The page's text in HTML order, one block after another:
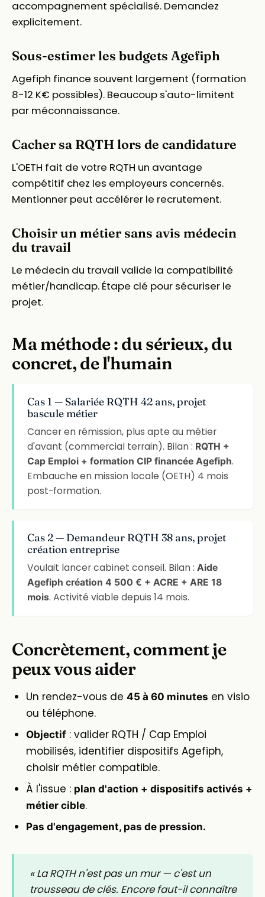
accompagnement spécialisé. Demandez
explicitement.
Sous-estimer les budgets Agefiph
Agefiph finance souvent largement (formation
8-12 K€ possibles). Beaucoup s'auto-limitent
par méconnaissance.
Cacher sa RQTH lors de candidature
L'OETH fait de votre RQTH un avantage
compétitif chez les employeurs concernés.
Mentionner peut accélérer le recrutement.
Choisir un métier sans avis médecin
du travail
Le médecin du travail valide la compatibilité
métier/handicap. Étape clé pour sécuriser le
projet.
Ma méthode : du sérieux, du
concret, de l'humain
Cas 1 — Salariée RQTH 42 ans, projet
bascule métier
Cancer en rémission, plus apte au métier
d'avant (commercial terrain). Bilan : RQTH +
Cap Emploi + formation CIP financée Agefiph.
Embauche en mission locale (OETH) 4 mois
post-formation.
Cas 2 — Demandeur RQTH 38 ans, projet
création entreprise
Voulait lancer cabinet conseil. Bilan :Aide
Agefiph création 4 500 € + ACRE + ARE 18
mois. Activité viable depuis 14 mois.
Concrètement, comment je
peux vous aider
Un rendez-vous de 45 à 60 minutes en visio
ou téléphone.
Objectif : valider RQTH / Cap Emploi
mobilisés, identifier dispositifs Agefiph,
choisir métier compatible.
À l'issue : plan d'action + dispositifs activés +
métier cible.
Pas d'engagement, pas de pression.
« La RQTH n'est pas un mur — c'est un
trousseau de clés. Encore faut-il connaître